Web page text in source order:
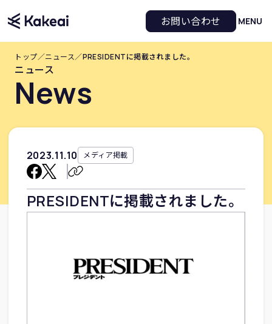
お問い合わせ MENU
トップ／ニュース／PRESIDENTに掲載されました。
ニュース
News
2023.11.10 メディア掲載
PRESIDENTに掲載されました。